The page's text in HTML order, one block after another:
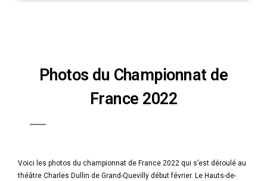
Photos du Championnat de
France 2022
Voici les photos du championnat de France 2022 qui s’est déroulé au
théâtre Charles Dullin de Grand-Quevilly début février. Le Hauts-de-